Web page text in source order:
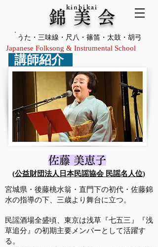
​うた・三味線・尺八・篠笛・太鼓・胡弓
錦 美 会
Japanese Folksong & Instrumental School
​kinbikai
講師紹介
​佐藤 美恵子
(公益財団法人日本民謡協会 民謡名人位)
宮城県・後藤桃水翁・直門下の初代・佐藤錦
水の指導の下、三歳より舞台に立つ。
民謡酒場全盛頃、東京は浅草『七五三』
『浅
草追分』の初期主要メンバーとして活躍す
る。